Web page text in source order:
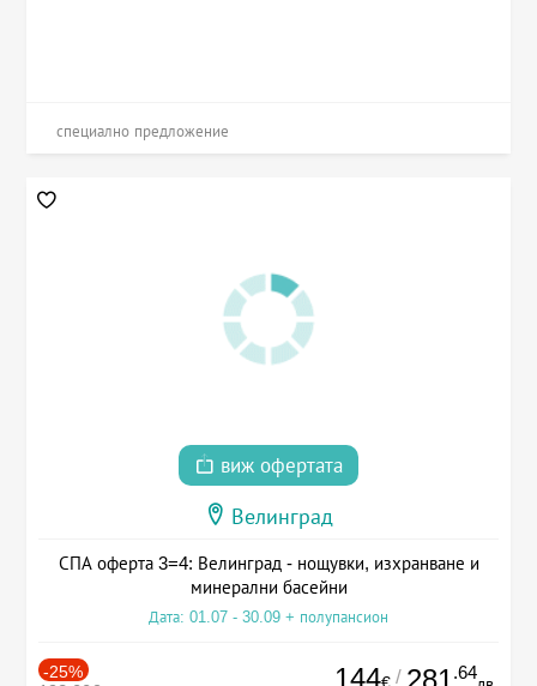
специално предложение
виж офертата
Велинград
СПА оферта 3=4: Велинград - нощувки, изхранване и
минерални басейни
Дата: 01.07 - 30.09 + полупансион
-25% 144 / 281 .64